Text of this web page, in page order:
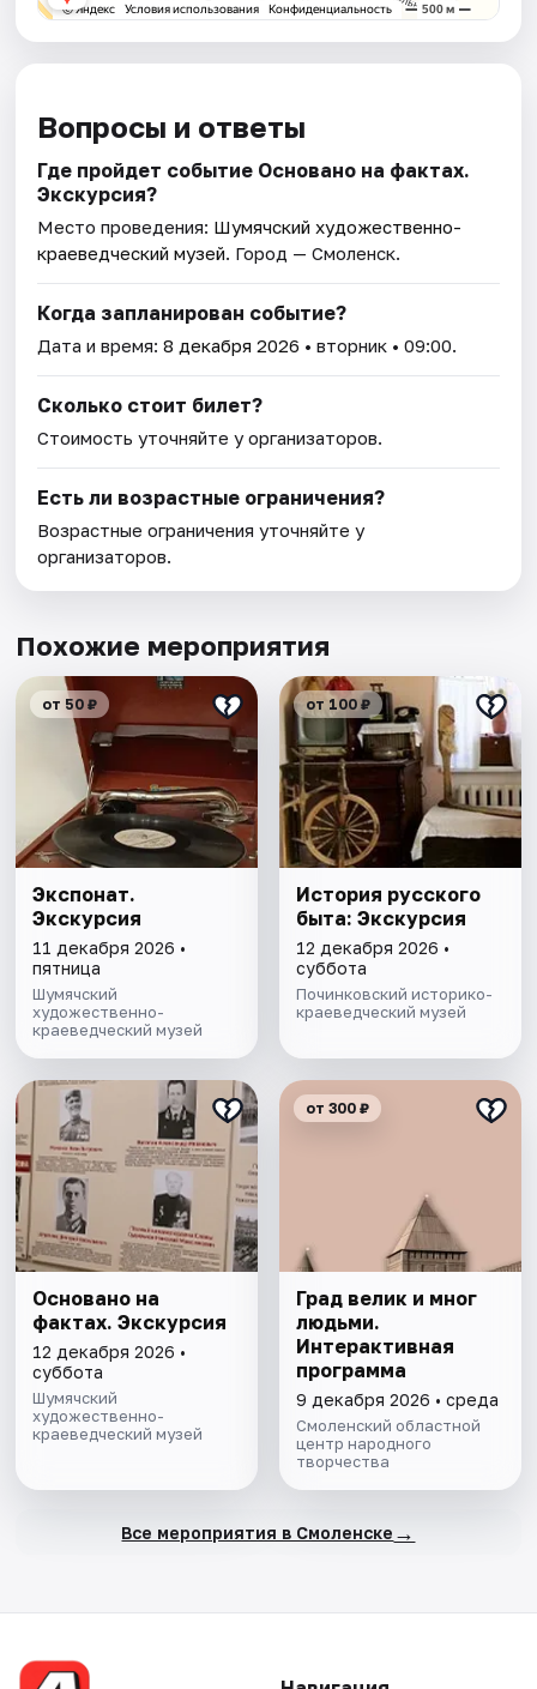
Вопросы и ответы
Где пройдет событие Основано на фактах.
Экскурсия?
Место проведения: Шумячский художественно-
краеведческий музей. Город — Смоленск.
Когда запланирован событие?
Дата и время:8 декабря 2026 • вторник • 09:00.
Сколько стоит билет?
Стоимость уточняйте у организаторов.
Есть ли возрастные ограничения?
Возрастные ограничения уточняйте у
организаторов.
Похожие мероприятия
от 50 ₽
Экспонат.
Экскурсия
11 декабря 2026 •
пятница
Шумячский
художественно-
краеведческий музей
от 100 ₽
История русского
быта: Экскурсия
12 декабря 2026 •
суббота
Починковский историко-
краеведческий музей
Основано на
фактах. Экскурсия
12 декабря 2026 •
суббота
Шумячский
художественно-
краеведческий музей
от 300 ₽
Град велик и мног
людьми.
Интерактивная
программа
9 декабря 2026 • среда
Смоленский областной
центр народного
творчества
Все мероприятия в Смоленске →